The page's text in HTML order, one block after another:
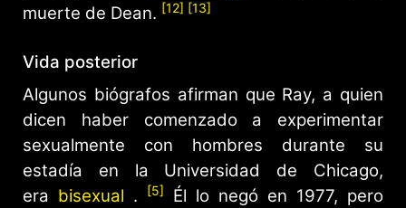
muerte de Dean. [12] [13]
Vida posterior
Algunos biógrafos afirman que Ray, a quien
dicen haber comenzado a experimentar
sexualmente con hombres durante su
estadía en la Universidad de Chicago,
era bisexual . [5]
Él lo negó en 1977, pero